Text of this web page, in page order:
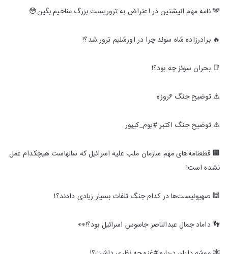
🕎 نامه مهم انیشتین در اعتراض به تروریست بزرگ مناخیم بگین😳
🔥 برادرزاده شاه سوئد چرا در اورشلیم ترور شد؟!
📑 بحران سوئز چه بود؟!
⚠️ توضیح جنگ ۶روزه
⚠️ توضیح جنگ اکتبر #یوم_کیپور
🏢 قطعنامه‌های مهم سازمان ملب علیه اسرائیل که سالهاست هیچکدام عمل
نشده است!
🕍 صهیونیست‌ها در کدام جنگ تلفات بسیار زیادی دادند؟!
👣 داماد جمال عبدالناصر جاسوس اسرائیل بود؟!👀